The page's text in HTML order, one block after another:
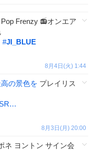
Frenzy 📻オンエア
#JI_BLUE
8月4日(火) 1:44
の景色を プレイリス
8月3日(月) 20:00
ネ ヨントン サイン会